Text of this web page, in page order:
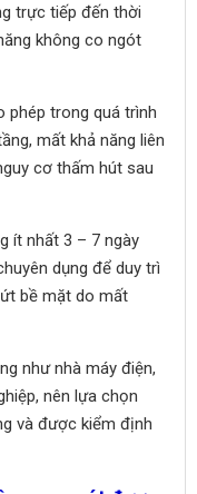
trực tiếp đến thời
không co ngót
phép trong quá trình
mất khả năng liên
cơ thấm hút sau
ít nhất 3 – 7 ngày
dụng để duy trì
bề mặt do mất
như nhà máy điện,
nên lựa chọn
và được kiểm định